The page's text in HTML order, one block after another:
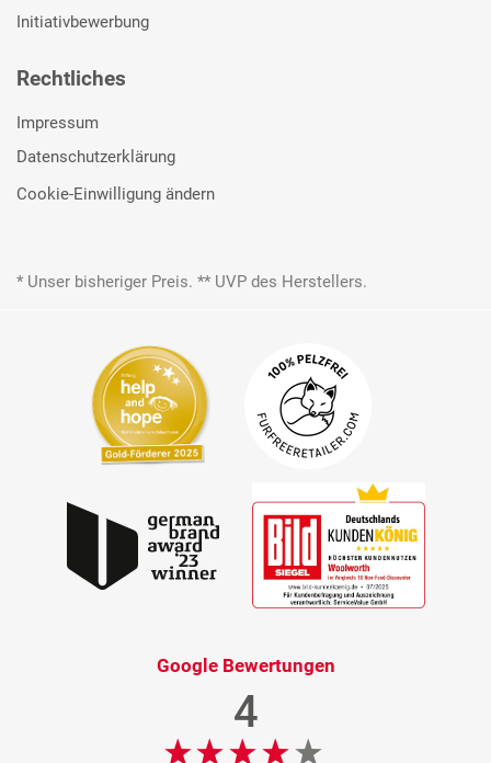
Initiativbewerbung
Rechtliches
Impressum
Datenschutzerklärung
Cookie-Einwilligung ändern
* Unser bisheriger Preis. ** UVP des Herstellers.
Google Bewertungen
4